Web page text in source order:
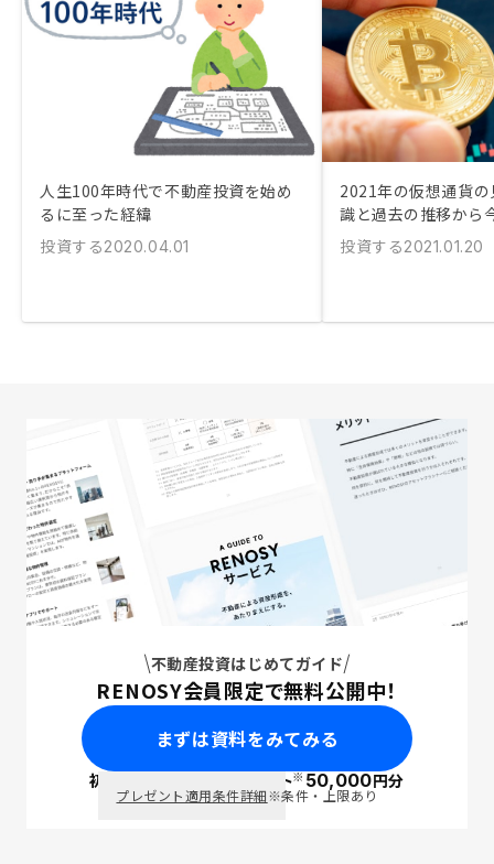
人生100年時代で不動産投資を始め
るに至った経緯
投資する2020.04.01
2021年の仮想通貨
識と過去の推移から
投資する2021.01.20
不動産投資はじめてガイド
RENOSY会員限定で無料公開中！
まずは資料をみてみる
初回面談で ポイント※50,000円分
プレゼント適用条件詳細※条件・上限あり